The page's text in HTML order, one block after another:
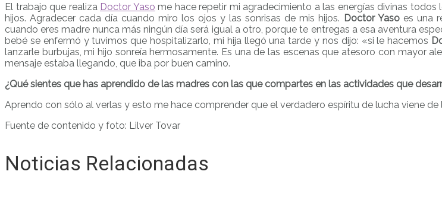
El trabajo que realiza Doctor Yaso me hace repetir mi agradecimiento a las energías divinas
hijos. Agradecer cada día cuando miro los ojos y las sonrisas de mis hijos. Doctor Yasoes una
cuando eres madre nunca más ningún día será igual a otro, porque te entregas a esa aventura
bebé se enfermó y tuvimos que hospitalizarlo, mi hija llegó una tarde y nos dijo: «si le hacemos
lanzarle burbujas, mi hijo sonreía hermosamente. Es una de las escenas que atesoro con mayor
mensaje estaba llegando, que iba por buen camino.
¿Qué sientes que has aprendido de las madres con las que compartes en las actividades que
Aprendo con sólo al verlas y esto me hace comprender que el verdadero espíritu de lucha viene
Fuente de contenido y foto: Lilver Tovar
Noticias Relacionadas